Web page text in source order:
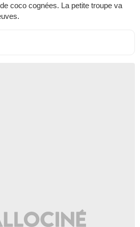
coco cognées. La petite troupe va